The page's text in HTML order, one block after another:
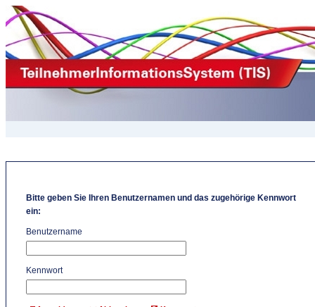
Bitte geben Sie Ihren Benutzernamen und das zugehörige Kennwort
ein:
Benutzername
Kennwort